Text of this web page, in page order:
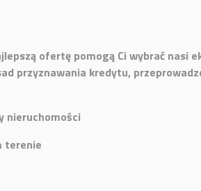
ofertę pomogą Ci wybrać nasi
przyznawania kredytu,
nieruchomości
terenie